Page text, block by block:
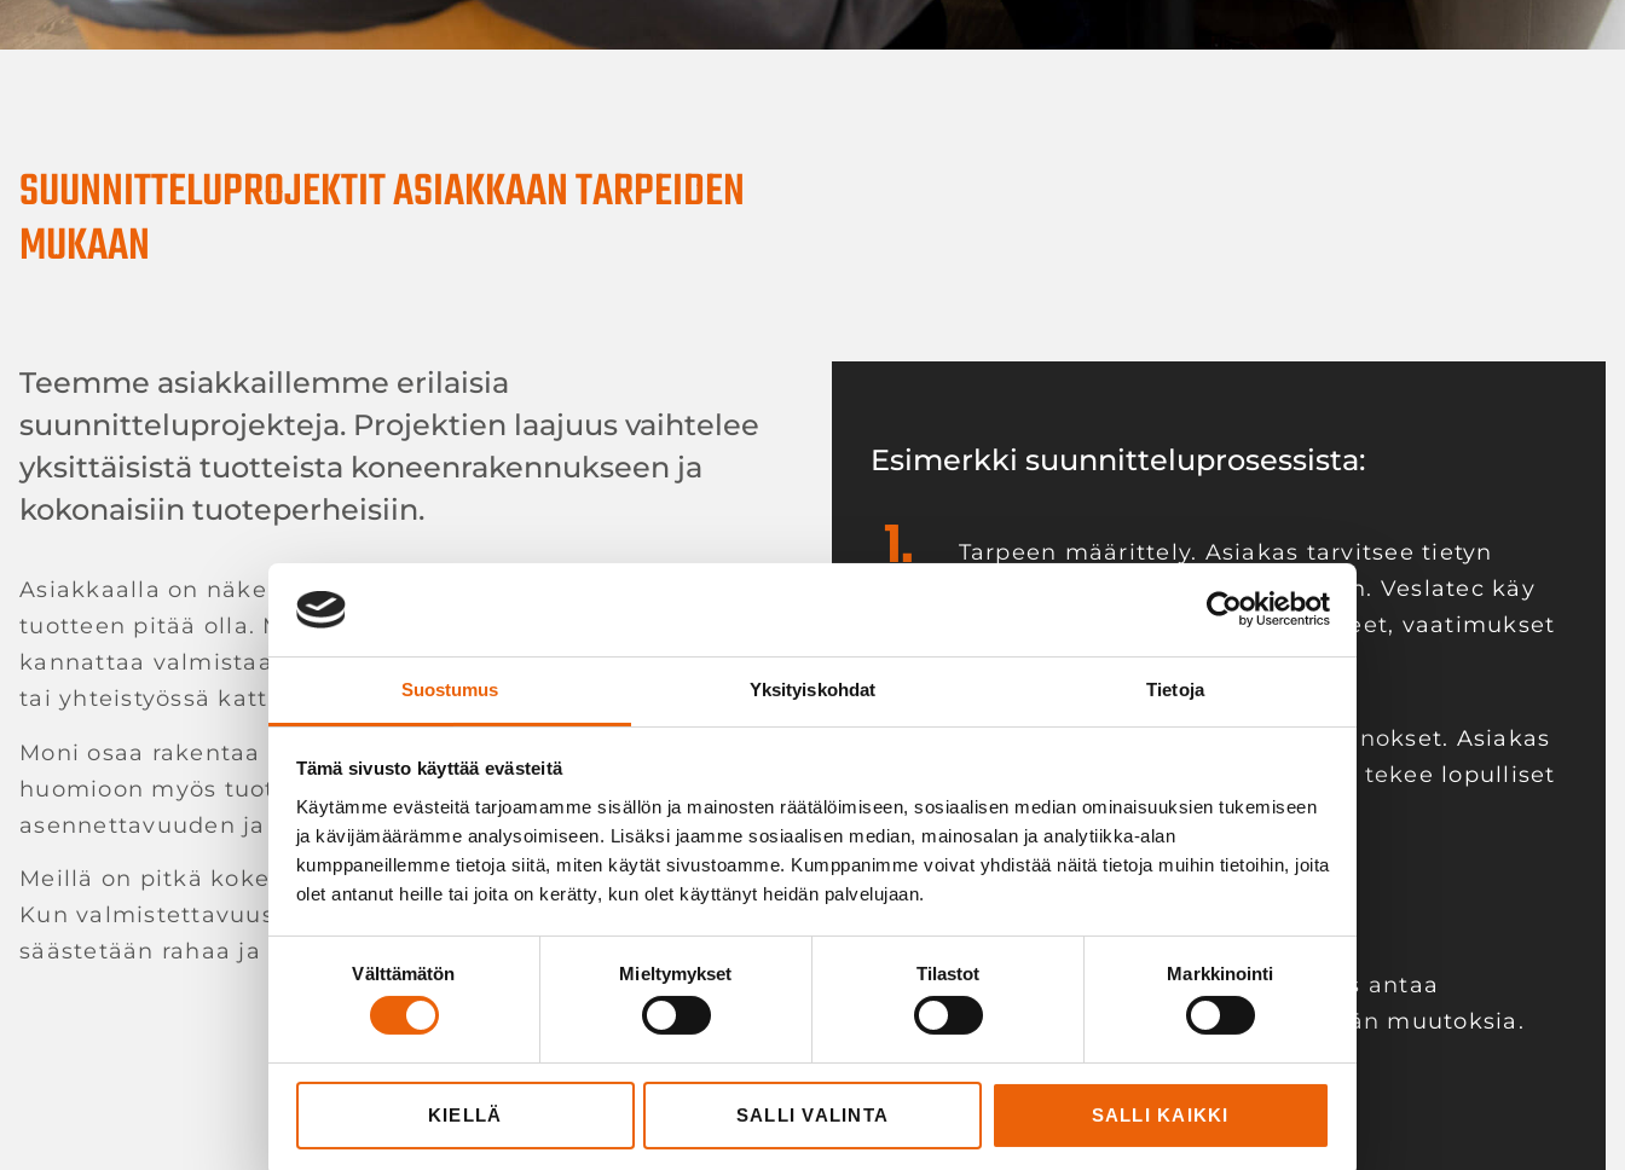
Suostumus Yksityiskohdat Tietoja
Tämä sivusto käyttää evästeitä
Käytämme evästeitä tarjoamamme sisällön ja mainosten räätälöimiseen, sosiaalisen median ominaisuuksien tukemiseen
ja kävijämäärämme analysoimiseen. Lisäksi jaamme sosiaalisen median, mainosalan ja analytiikka-alan
kumppaneillemme tietoja siitä, miten käytät sivustoamme. Kumppanimme voivat yhdistää näitä tietoja muihin tietoihin, joita
olet antanut heille tai joita on kerätty, kun olet käyttänyt heidän palvelujaan.
Välttämätön Mieltymykset Tilastot Markkinointi
KIELLÄ SALLI VALINTA SALLI KAIKKI
SUUNNITTELUPROJEKTIT ASIAKKAAN TARPEIDEN
MUKAAN
Teemme asiakkaillemme erilaisia
suunnitteluprojekteja. Projektien laajuus vaihtelee
yksittäisistä tuotteista koneenrakennukseen ja
kokonaisiin tuoteperheisiin.
Asiakkaalla on näkemys siitä, mitä hän tarvitsee ja millainen
tuotteen pitää olla. Me suunnittelemme, miten tuotteet
kannattaa valmistaa ja teemme ne omassa tuotannossamme
tai yhteistyössä kattavan yhteistyöverkostomme kanssa.
Moni osaa rakentaa toimivan tuotteen, mutta me otamme
huomioon myös tuotteen valmistettavuuden,
asennettavuuden ja toiminnallisuuden.
Meillä on pitkä kokemus erilaisista valmistusteknologioista.
Kun valmistettavuus huomioidaan jo projektin alkuvaiheessa,
säästetään rahaa ja vältytään turhalta työltä.
Esimerkki suunnitteluprosessista:
1.
Tarpeen määrittely. Asiakas tarvitsee tietyn
tuotteen tai tuotekokonaisuuden. Veslatec käy
asiakkaalla kartoittamassa tarpeet, vaatimukset
ja toivomukset.
2.
Suunnittelu. Veslatec tekee luonnokset. Asiakas
hyväksyy luonnokset ja Veslatec tekee lopulliset
piirustukset.
3.
4.
Prototuotteiden testaus. Asiakas antaa
palautetta ja tarvittaessa tehdään muutoksia.
5. Valmis tuote.